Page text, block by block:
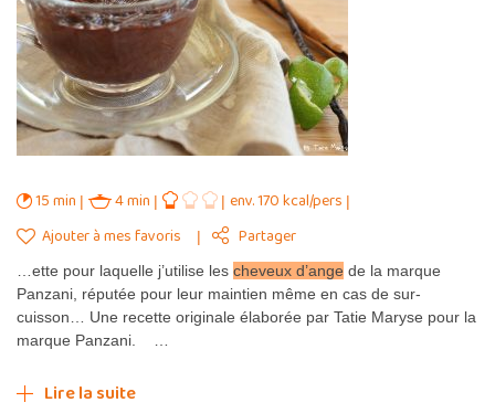
15 min 4 min
env. 170 kcal/pers
Ajouter à mes favoris
Partager
…ette pour laquelle j’utilise les cheveux d’ange de la marque
Panzani, réputée pour leur maintien même en cas de sur-
cuisson… Une recette originale élaborée par Tatie Maryse pour la
marque Panzani. …
Lire la suite